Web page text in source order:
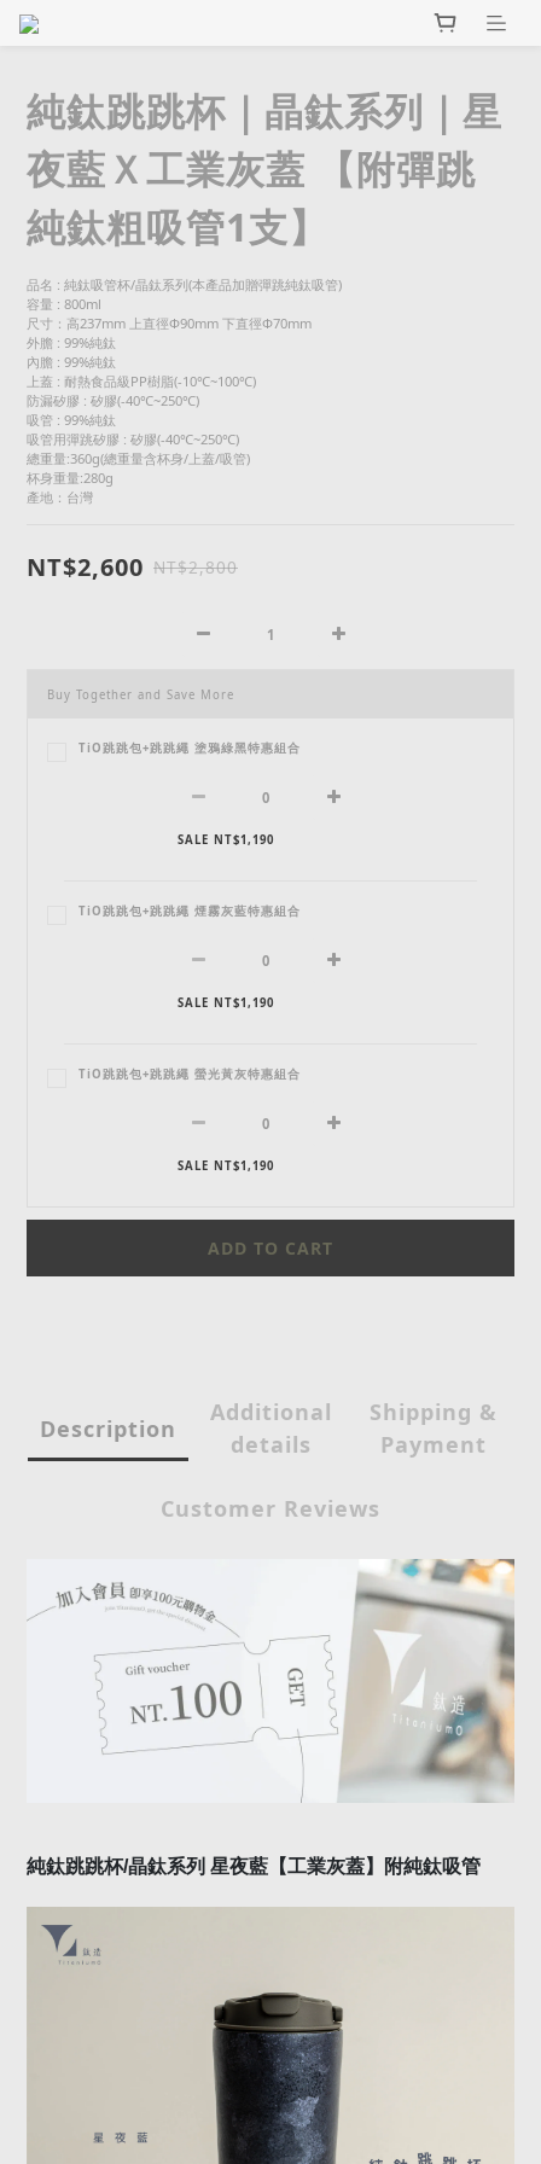
純鈦跳跳杯｜晶鈦系列｜星
夜藍Ｘ工業灰蓋 【附彈跳
純鈦粗吸管1支】
品名 : 純鈦吸管杯/晶鈦系列(本產品加贈彈跳純鈦吸管)
容量 : 800ml
尺寸：高237mm 上直徑Φ90mm 下直徑Φ70mm
外膽 : 99%純鈦
內膽 : 99%純鈦
上蓋 : 耐熱食品級PP樹脂(-10℃~100℃)
防漏矽膠 : 矽膠(-40℃~250℃)
吸管 : 99%純鈦
吸管用彈跳矽膠 : 矽膠(-40℃~250℃)
總重量:360g(總重量含杯身/上蓋/吸管)
杯身重量:280g
產地：台灣
NT$2,600 NT$2,800
Buy Together and Save More
TiO跳跳包+跳跳繩 塗鴉綠黑特惠組合
SALE NT$1,190
TiO跳跳包+跳跳繩 煙霧灰藍特惠組合
SALE NT$1,190
TiO跳跳包+跳跳繩 螢光黃灰特惠組合
SALE NT$1,190
ADD TO CART
Description
Additional
details
Shipping &
Payment
Customer Reviews
純鈦跳跳杯/晶鈦系列 星夜藍 【工業灰蓋】附純鈦吸管